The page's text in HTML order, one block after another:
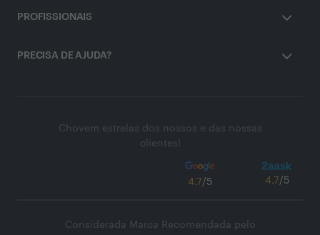
PROFISSIONAIS
PRECISA DE AJUDA?
Chovem estrelas dos nossos e das nossas
clientes!
4.7/5 4.7/5
Considerada Marca Recomendada pelo